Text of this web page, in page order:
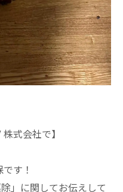
式会社で】
す！
」に関してお伝えして